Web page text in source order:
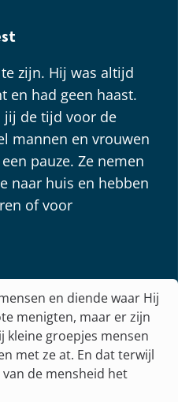
zijn. Hij was altijd
en had geen haast.
jij de tijd voor de
mannen en vrouwen
pauze. Ze nemen
naar huis en hebben
of voor
en diende waar Hij
menigten, maar er zijn
kleine groepjes mensen
met ze at. En dat terwijl
de mensheid het